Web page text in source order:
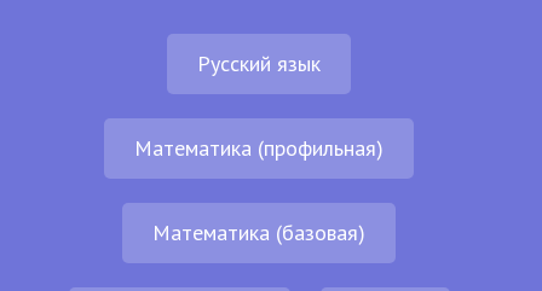
Русский язык
Математика (профильная)
Математика (базовая)